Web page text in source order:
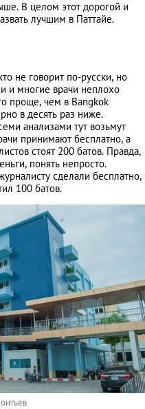
В целом этот дорогой и
лучшим в Паттайе.
не говорит по-русски, но
и многие врачи неплохо
проще, чем в Bangkok
в десять раз ниже.
анализами тут возьмут
принимают бесплатно, а
стоят 200 батов. Правда,
понять непросто.
сделали бесплатно,
100 батов.